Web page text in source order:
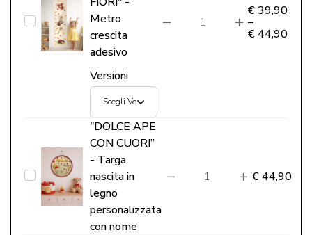
“CRESCI
CON
FIORI"
-
Metro
Metro
crescita
adesivo
Versioni
€39,90
–
€44,90
"DOLCE
APE
"DOLCE APE
CON CUORI”
- Targa
nascita in
legno
personalizzata
con nome
€44,90